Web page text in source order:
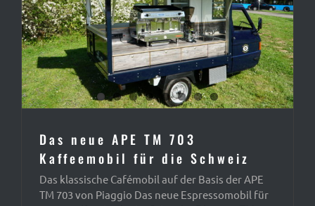
Das neue APE TM 703
Kaffeemobil für die Schweiz
Das klassische Cafémobil auf der Basis der APE
TM 703 von Piaggio Das neue Espressomobil für